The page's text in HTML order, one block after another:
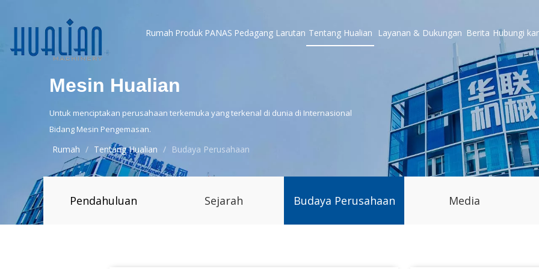
Rumah Produk PANAS Pedagang Larutan Tentang Hualian Layanan & Dukungan Berita Hubungi
Mesin Hualian
Untuk menciptakan perusahaan terkemuka yang terkenal di dunia di Internasional
Bidang Mesin Pengemasan.
Rumah / Tentang Hualian / Budaya Perusahaan
Pendahuluan Sejarah Budaya Perusahaan Media